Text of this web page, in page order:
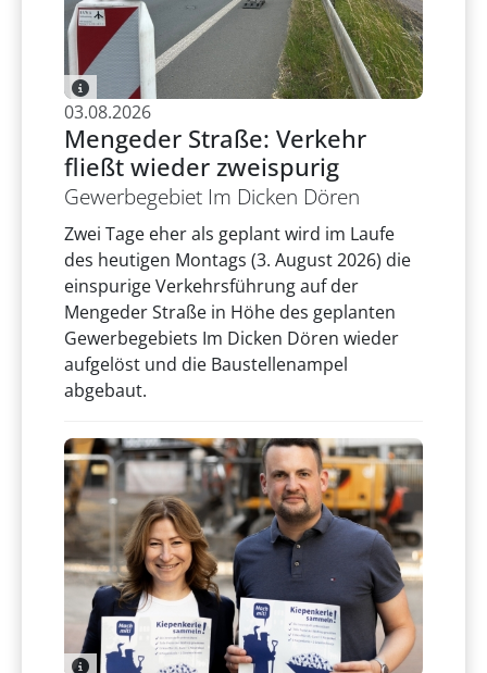
03.08.2026
Mengeder Straße: Verkehr
fließt wieder zweispurig
Gewerbegebiet Im Dicken Dören
Zwei Tage eher als geplant wird im Laufe
des heutigen Montags (3. August 2026) die
einspurige Verkehrsführung auf der
Mengeder Straße in Höhe des geplanten
Gewerbegebiets Im Dicken Dören wieder
aufgelöst und die Baustellenampel
abgebaut.